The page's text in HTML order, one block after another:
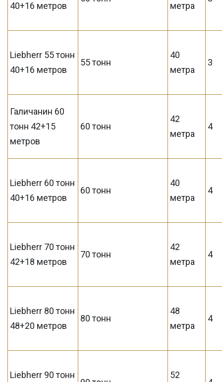
40+16 метров метра
Liebherr 55 тонн
40+16 метров
55 тонн
40
метра
3
Галичанин 60
тонн 42+15
метров
60 тонн
42
метра
4
Liebherr 60 тонн
40+16 метров
60 тонн
40
метра
4
Liebherr 70 тонн
42+18 метров
70 тонн
42
метра
4
Liebherr 80 тонн
48+20 метров
80 тонн
48
метра
4
Liebherr 90 тонн
52